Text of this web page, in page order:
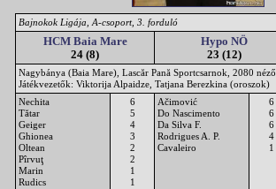
Bajnokok Ligája, A-csoport, 3. forduló
HCM Baia Mare
24 (8)
Hypo NÖ
23 (12)
Nagybánya (Baia Mare), Lascăr Pană Sportcsarnok, 2080 néző
Játékvezetők: Viktorija Alpaidze, Tatjana Berezkina (oroszok)
Nechita
Tătar
Geiger
Ghionea
Oltean
Pîrvuţ
Marin
Rudics
6
5
4
3
2
2
1
1
Ačimović
Do Nascimento
Da Silva F.
Rodrigues A. P.
Cavaleiro
6
6
6
4
1